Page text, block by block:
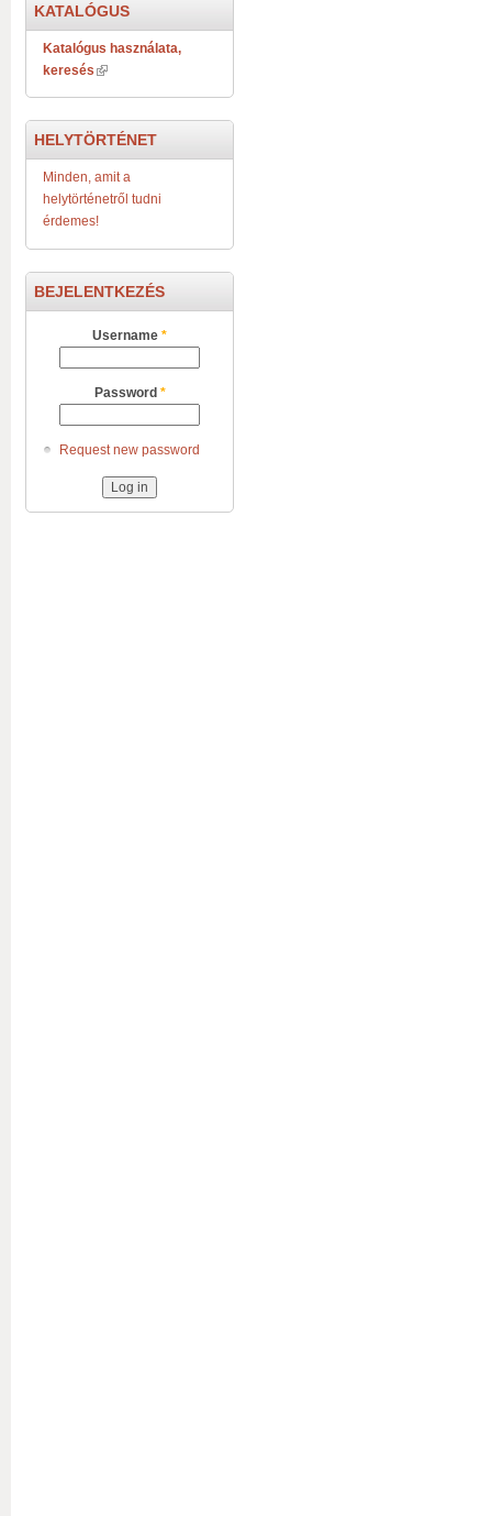
KATALÓGUS
Katalógus használata,
keresés
HELYTÖRTÉNET
Minden, amit a
helytörténetről tudni
érdemes!
BEJELENTKEZÉS
Username *
Password *
Request new password